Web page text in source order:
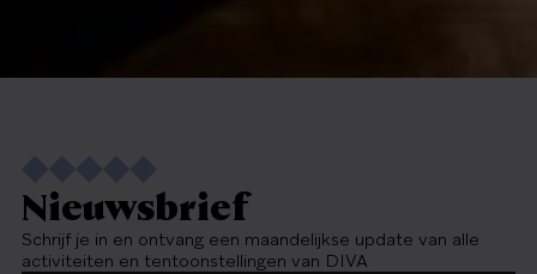
Nieuwsbrief
Schrijf je in en ontvang een maandelijkse update van alle
activiteiten en tentoonstellingen van DIVA